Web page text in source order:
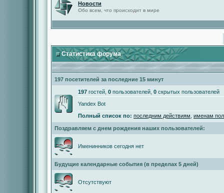
Новости
Обо всем, что происходит в мире
Статистика форума
197 посетителей за последние 15 минут
197 гостей, 0 пользователей, 0 скрытых пользователей
Yandex Bot
Полный список по: последним действиям именам
Поздравляем с днем рождения наших пользователей:
Именинников сегодня нет
Будущие календарные события (в пределах 5 дней)
Отсутствуют